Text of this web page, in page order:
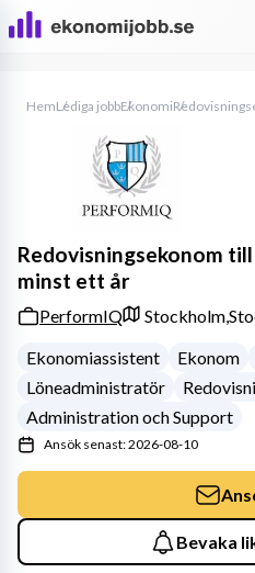
HemLediga jobbEkonomi
Redovisningsekonom
minst ett år
PerformIQ Stockholm,
Ekonomiassistent
Ekonom
Löneadministratör
Administration och Support
Ansök senast: 2026-08-10
Bevaka